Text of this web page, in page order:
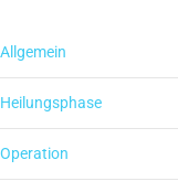
Allgemein
Heilungsphase
Operation